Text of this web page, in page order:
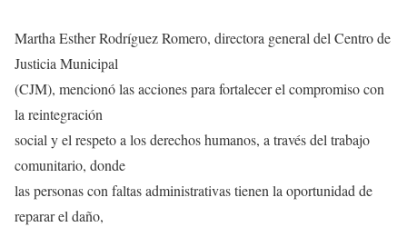
Martha Esther Rodríguez Romero, directora general del Centro de
Justicia Municipal
(CJM), mencionó las acciones para fortalecer el compromiso con
la reintegración
social y el respeto a los derechos humanos, a través del trabajo
comunitario, donde
las personas con faltas administrativas tienen la oportunidad de
reparar el daño,